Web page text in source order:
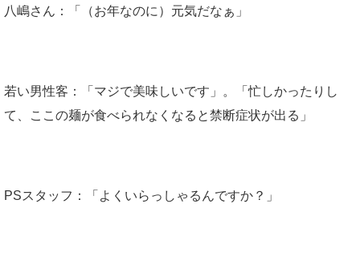
八嶋さん：「（お年なのに）元気だなぁ」
若い男性客：「マジで美味しいです」。「忙しかったりし
て、ここの麺が食べられなくなると禁断症状が出る」
PSスタッフ：「よくいらっしゃるんですか？」